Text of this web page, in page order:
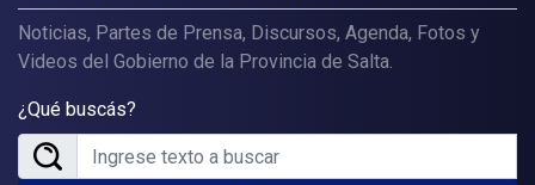
Noticias, Partes de Prensa, Discursos, Agenda, Fotos y
Videos del Gobierno de la Provincia de Salta.
¿Qué buscás?